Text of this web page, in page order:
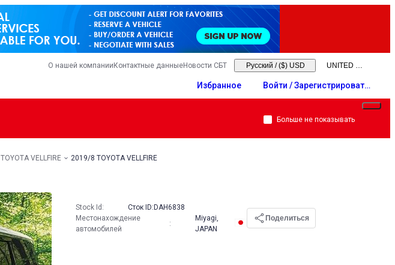
О нашей компанииКонтактные данныеНовости СБТ Русский / ($) USD
Избранное
Войти / Зарегистрировать
ся
Больше не показывать
TOYOTA VELLFIRE 2019/8 TOYOTA VELLFIRE
Stock Id: Сток ID: DAH6838
Местонахождение
автомобилей
:
Miyagi,
JAPAN
Поделиться